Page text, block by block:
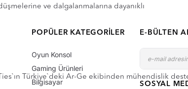
ve dalgalanmalarına dayanıklı
Türkiye`deki Ar-Ge ekibinden mühendislik
POPÜLER KATEGORILER
Oyun Konsol
Gaming Ürünleri
Bilgisayar
E-BÜLTEN
SOSYAL